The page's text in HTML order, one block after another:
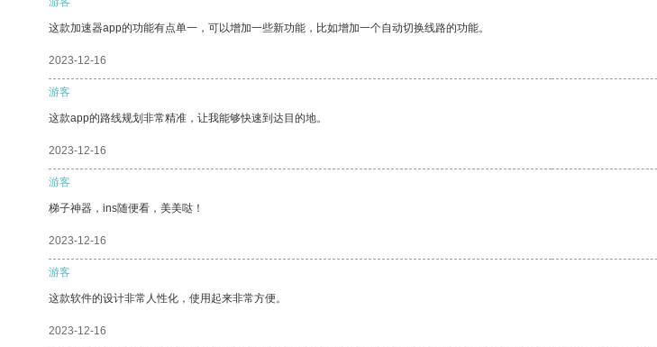
这款加速器app的功能有点单一，可以增加一些新功能，比如增加一个自动切换线路的功能。
2023-12-16
游客
这款app的路线规划非常精准，让我能够快速到达目的地。
2023-12-16
游客
梯子神器，ins随便看，美美哒！
2023-12-16
游客
这款软件的设计非常人性化，使用起来非常方便。
2023-12-16